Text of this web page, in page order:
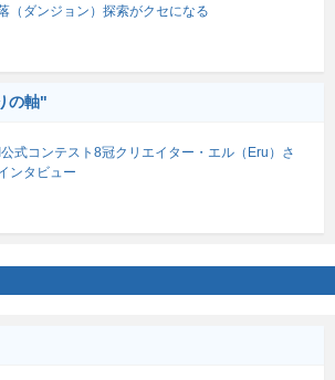
（ダンジョン）探索がクセになる
の軸"
公式コンテスト8冠クリエイター・エル（Eru）さ
ンタビュー